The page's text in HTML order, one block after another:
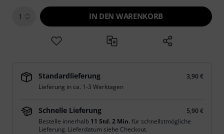
1 IN DEN WARENKORB
Standardlieferung
3,90 €
Lieferung in ca. 1-3 Werktagen
Schnelle Lieferung
5,90 €
Bestelle innerhalb 11 Std. 2 Min.für schnellstmögliche
Lieferung. Lieferdatum siehe Checkout.